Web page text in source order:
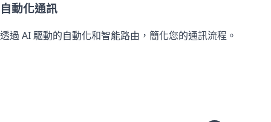
自動化通訊
透過 AI 驅動的自動化和智能路由，簡化您的通訊流程。